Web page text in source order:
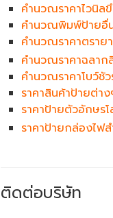
คำนวณราคาไวนิล
คำนวณพิมพ์ป้ายอื่
คำนวณราคาตราย
คำนวณราคาฉลาก
คำนวณราคาโบว์ชัว
ราคาสินค้าป้ายต่าง
ราคาป้ายตัวอักษร
ราคาป้ายกล่องไฟส
ติดต่อบริษัท